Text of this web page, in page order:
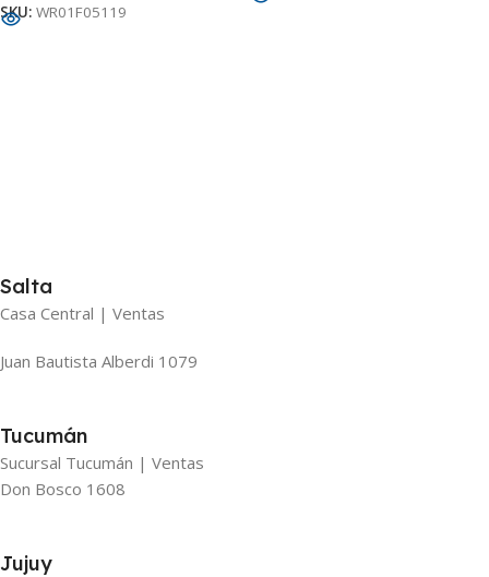
SKU: WR01F05119
Salta
Casa Central | Ventas
Juan Bautista Alberdi 1079
Tucumán
Sucursal Tucumán | Ventas
Don Bosco 1608
Jujuy